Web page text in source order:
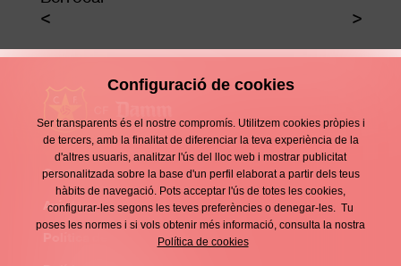
Enllaços
d'interès
Contacte
Footer
Avís legal
Política de privacitat
Configuració de cookies
Ser transparents és el nostre compromís. Utilitzem cookies pròpies i
de tercers, amb la finalitat de diferenciar la teva experiència de la
d'altres usuaris, analitzar l'ús del lloc web i mostrar publicitat
personalitzada sobre la base d'un perfil elaborat a partir dels teus
hàbits de navegació. Pots acceptar l'ús de totes les cookies,
configurar-les segons les teves preferències o denegar-les. Tu
poses les normes i si vols obtenir més informació, consulta la nostra
Política de cookies